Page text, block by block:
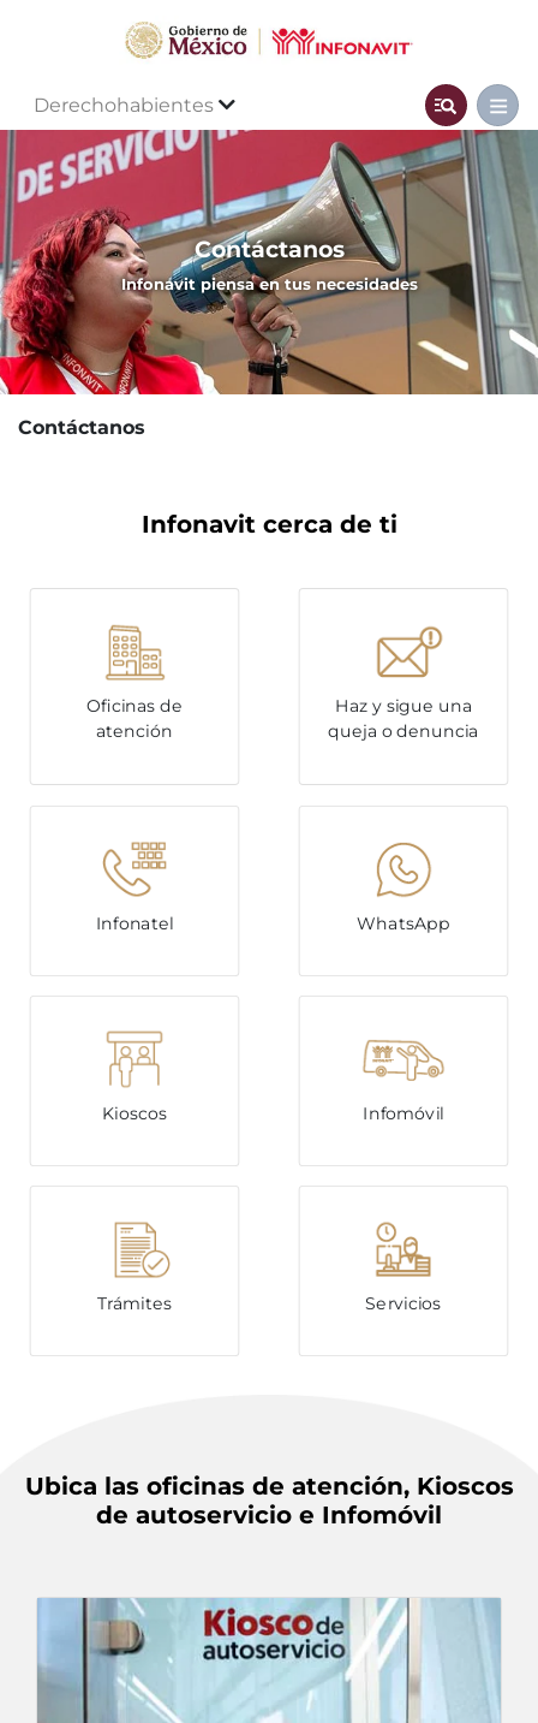
Derechohabientes
Contáctanos
Infonavit piensa en tus necesidades
Contáctanos
Infonavit cerca de ti
Oficinas de
atención
Haz y sigue una
queja o denuncia
Infonatel WhatsApp
Kioscos Infomóvil
Trámites Servicios
Ubica las oficinas de atención, Kioscos
de autoservicio e Infomóvil